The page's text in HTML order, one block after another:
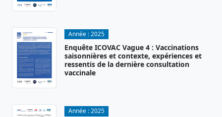
Année :2025
Enquête ICOVAC Vague 4 : Vaccinations
saisonnières et contexte, expériences et
ressentis de la dernière consultation
vaccinale
Année :2025